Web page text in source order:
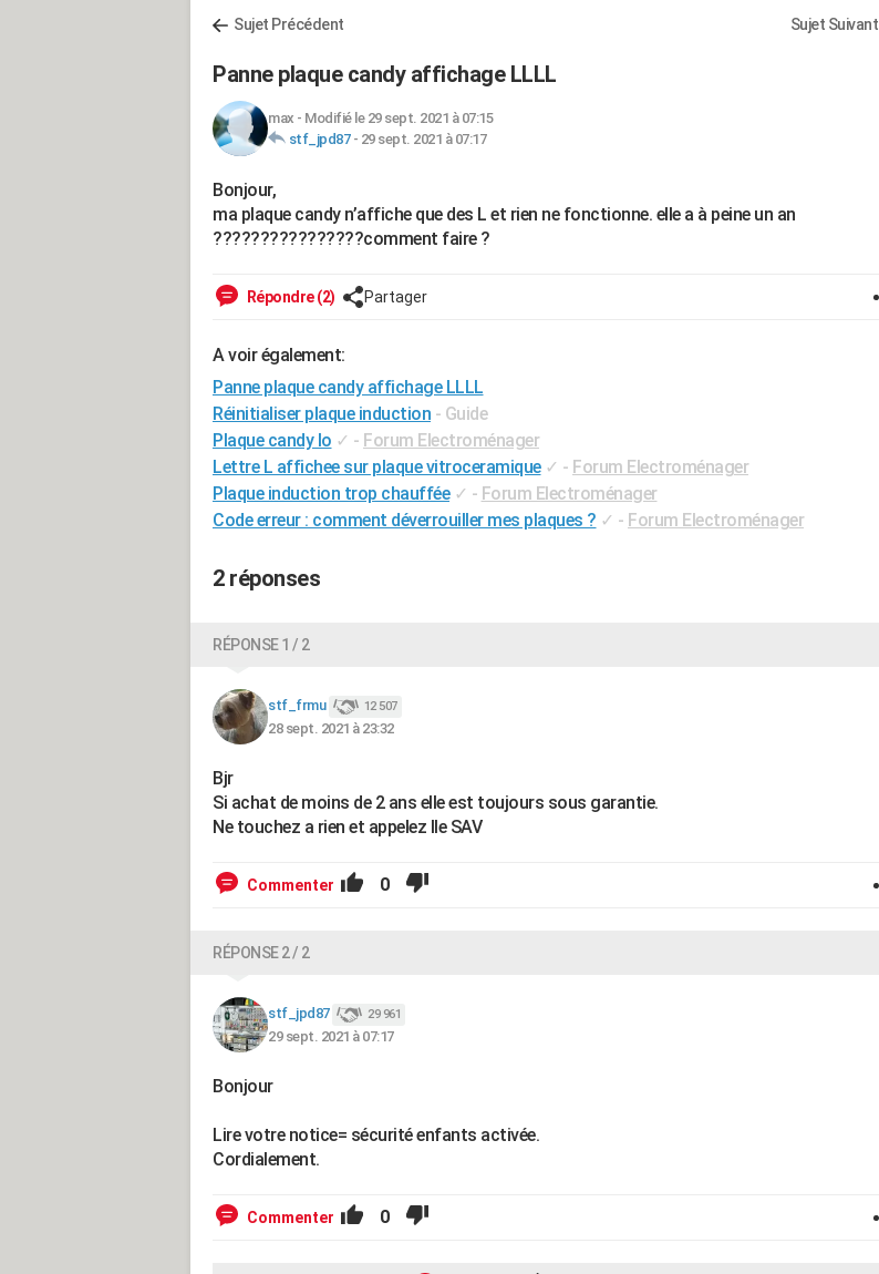
Sujet Précédent Sujet Suivant
Panne plaque candy affichage LLLL
max - Modifié le 29 sept. 2021 à 07:15
stf_jpd87- 29 sept. 2021 à 07:17
Bonjour,
ma plaque candy n’affiche que des L et rien ne fonctionne. elle a à peine un an
????????????????comment faire ?
Répondre (2) Partager
A voir également:
Panne plaque candy affichage LLLL
Réinitialiser plaque induction - Guide
Plaque candy lo ✓ - Forum Electroménager
Lettre L affichee sur plaque vitroceramique ✓ - Forum Electroménager
Plaque induction trop chauffée ✓ - Forum Electroménager
Code erreur : comment déverrouiller mes plaques ? ✓ - Forum Electroménager
2 réponses
RÉPONSE 1 / 2
stf_frmu 12 507
28 sept. 2021 à 23:32
Bjr
Si achat de moins de 2 ans elle est toujours sous garantie.
Ne touchez a rien et appelez lle SAV
Commenter 0
RÉPONSE 2 / 2
stf_jpd87 29 961
29 sept. 2021 à 07:17
Bonjour
Lire votre notice= sécurité enfants activée.
Cordialement.
Commenter 0